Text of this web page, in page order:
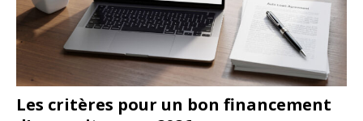
Les critères pour un bon financement